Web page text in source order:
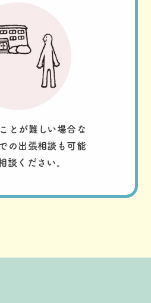
とが難しい場合な
の出張相談も可能
談ください。